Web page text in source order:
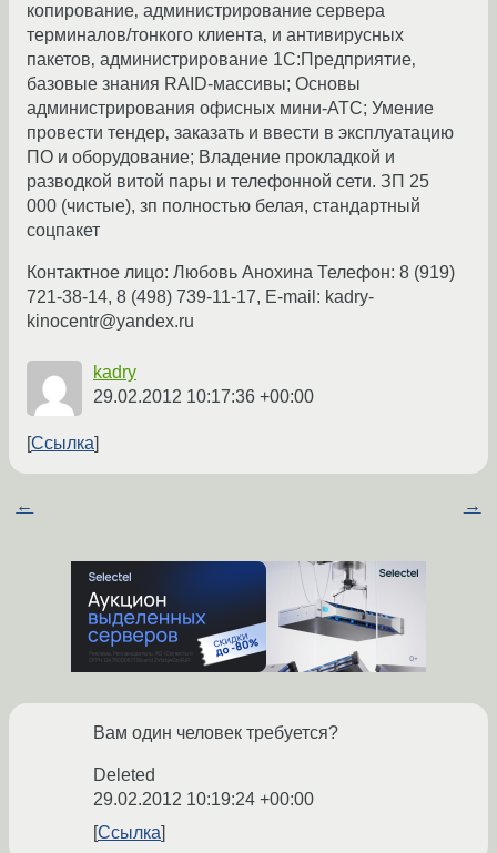
копирование‚ администрирование сервера
терминалов/тонкого клиента‚ и антивирусных
пакетов‚ администрирование 1С:Предприятие‚
базовые знания RAID-массивы; Основы
администрирования офисных мини-АТС; Умение
провести тендер‚ заказать и ввести в эксплуатацию
ПО и оборудование; Владение прокладкой и
разводкой витой пары и телефонной сети. ЗП 25
000 (чистые), зп полностью белая, стандартный
соцпакет
Контактное лицо: Любовь Анохина Телефон: 8 (919)
721-38-14, 8 (498) 739-11-17, E-mail: kadry-
kinocentr@yandex.ru
kadry
29.02.2012 10:17:36 +00:00
Ссылка
← →
Вам один человек требуется?
Deleted
29.02.2012 10:19:24 +00:00
Ссылка